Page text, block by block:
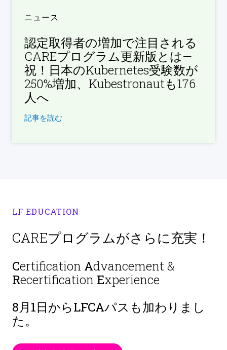
ニュース
認定取得者の増加で注目される
CAREプログラム更新版とは—
祝！日本のKubernetes受験数が
250%増加、Kubestronautも176
人へ
記事を読む
LF EDUCATION
CAREプログラムがさらに充実！
Certification Advancement &
Recertification Experience
8月1日からLFCAパスも加わりまし
た。